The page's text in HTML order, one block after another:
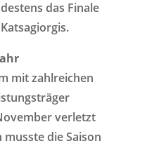
das Finale
mit zahlreichen
verletzt
die Saison